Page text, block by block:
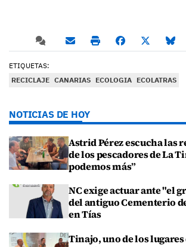
ETIQUETAS:
RECICLAJE CANARIAS ECOLOGIA ECOLATRAS
NOTICIAS DE HOY
Astrid Pérez escucha las
de los pescadores de La
podemos más”
NC exige actuar ante "el
del antiguo Cementerio
en Tías
Tinajo, uno de los lugares